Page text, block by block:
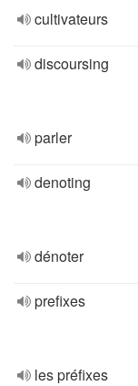
cultivateurs
discoursing
parler
denoting
dénoter
prefixes
les préfixes